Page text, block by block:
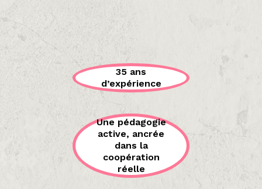
35 ans
d’expérience
Une pédagogie
active, ancrée
dans la
coopération
réelle